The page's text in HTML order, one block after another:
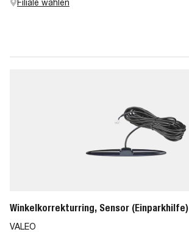
Filiale wählen
Winkelkorrekturring, Sensor (Einparkhilfe)
VALEO